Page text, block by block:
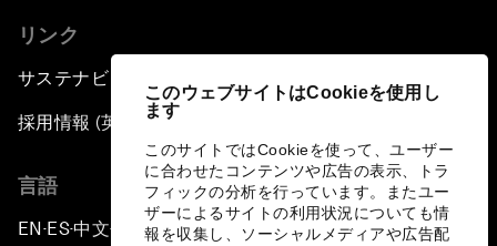
このウェブサイトはCookieを使用し
ます
このサイトではCookieを使って、ユーザー
に合わせたコンテンツや広告の表示、トラ
フィックの分析を行っています。またユー
ザーによるサイトの利用状況についても情
報を収集し、ソーシャルメディアや広告配
リンク
サステナビリティへの取り組み
採用情報 (英語のみ)
言語
EN ▪ES▪中文▪ 日本語